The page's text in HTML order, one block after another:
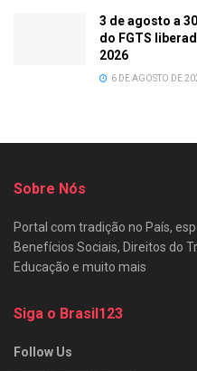
3 de agosto a
do FGTS
2026
6 DE AGOSTO DE
Sobre Nós
Portal com tradição no País,
Benefícios Sociais, Direitos do
Educação e muito mais
Siga o Brasil123
Follow Us